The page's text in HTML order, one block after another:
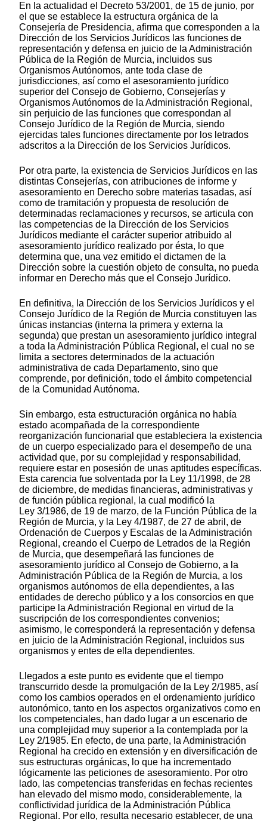
En la actualidad el Decreto 53/2001, de 15 de junio, por
el que se establece la estructura orgánica de la
Consejería de Presidencia, afirma que corresponden a la
Dirección de los Servicios Jurídicos las funciones de
representación y defensa en juicio de la Administración
Pública de la Región de Murcia, incluidos sus
Organismos Autónomos, ante toda clase de
jurisdicciones, así como el asesoramiento jurídico
superior del Consejo de Gobierno, Consejerías y
Organismos Autónomos de la Administración Regional,
sin perjuicio de las funciones que correspondan al
Consejo Jurídico de la Región de Murcia, siendo
ejercidas tales funciones directamente por los letrados
adscritos a la Dirección de los Servicios Jurídicos.
Por otra parte, la existencia de Servicios Jurídicos en las
distintas Consejerías, con atribuciones de informe y
asesoramiento en Derecho sobre materias tasadas, así
como de tramitación y propuesta de resolución de
determinadas reclamaciones y recursos, se articula con
las competencias de la Dirección de los Servicios
Jurídicos mediante el carácter superior atribuido al
asesoramiento jurídico realizado por ésta, lo que
determina que, una vez emitido el dictamen de la
Dirección sobre la cuestión objeto de consulta, no pueda
informar en Derecho más que el Consejo Jurídico.
En definitiva, la Dirección de los Servicios Jurídicos y el
Consejo Jurídico de la Región de Murcia constituyen las
únicas instancias (interna la primera y externa la
segunda) que prestan un asesoramiento jurídico integral
a toda la Administración Pública Regional, el cual no se
limita a sectores determinados de la actuación
administrativa de cada Departamento, sino que
comprende, por definición, todo el ámbito competencial
de la Comunidad Autónoma.
Sin embargo, esta estructuración orgánica no había
estado acompañada de la correspondiente
reorganización funcionarial que estableciera la existencia
de un cuerpo especializado para el desempeño de una
actividad que, por su complejidad y responsabilidad,
requiere estar en posesión de unas aptitudes específicas.
Esta carencia fue solventada por la Ley 11/1998, de 28
de diciembre, de medidas financieras, administrativas y
de función pública regional, la cual modificó la
Ley 3/1986, de 19 de marzo, de la Función Pública de la
Región de Murcia, y la Ley 4/1987, de 27 de abril, de
Ordenación de Cuerpos y Escalas de la Administración
Regional, creando el Cuerpo de Letrados de la Región
de Murcia, que desempeñará las funciones de
asesoramiento jurídico al Consejo de Gobierno, a la
Administración Pública de la Región de Murcia, a los
organismos autónomos de ella dependientes, a las
entidades de derecho público y a los consorcios en que
participe la Administración Regional en virtud de la
suscripción de los correspondientes convenios;
asimismo, le corresponderá la representación y defensa
en juicio de la Administración Regional, incluidos sus
organismos y entes de ella dependientes.
Llegados a este punto es evidente que el tiempo
transcurrido desde la promulgación de la Ley 2/1985, así
como los cambios operados en el ordenamiento jurídico
autonómico, tanto en los aspectos organizativos como en
los competenciales, han dado lugar a un escenario de
una complejidad muy superior a la contemplada por la
Ley 2/1985. En efecto, de una parte, la Administración
Regional ha crecido en extensión y en diversificación de
sus estructuras orgánicas, lo que ha incrementado
lógicamente las peticiones de asesoramiento. Por otro
lado, las competencias transferidas en fechas recientes
han elevado del mismo modo, considerablemente, la
conflictividad jurídica de la Administración Pública
Regional. Por ello, resulta necesario establecer, de una